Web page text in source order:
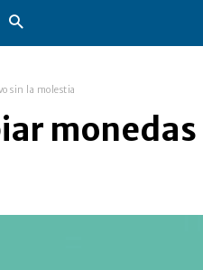
sin la molestia